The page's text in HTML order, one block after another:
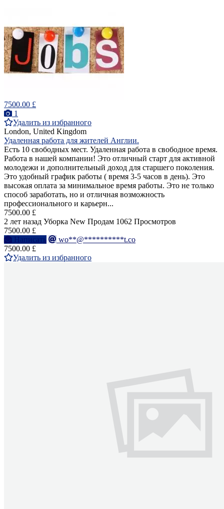
7500.00 £
1
Удалить из избранного
London, United Kingdom
Удаленная работа для жителей Англии.
Есть 10 свободных мест. Удаленная работа в свободное время.
Работа в нашей компании! Это отличный старт для активной
молодежи и дополнительный доход для старшего поколения.
Это удобный график работы ( время 3-5 часов в день). Это
высокая оплата за минимальное время работы. Это не только
способ заработать, но и отличная возможность
профессионального и карьерн...
7500.00 £
2 лет назад Уборка New Продам 1062 Просмотров
7500.00 £
Написать
wo**@**********t.co
7500.00 £
Удалить из избранного